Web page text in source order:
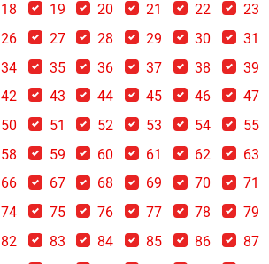
18 19 20 21 22
23
26 27 28 29 30
31
34 35 36 37 38
39
42 43 44 45 46
47
50 51 52 53 54
55
58 59 60 61 62
63
66 67 68 69 70
71
74 75 76 77 78
79
82 83 84 85 86
87